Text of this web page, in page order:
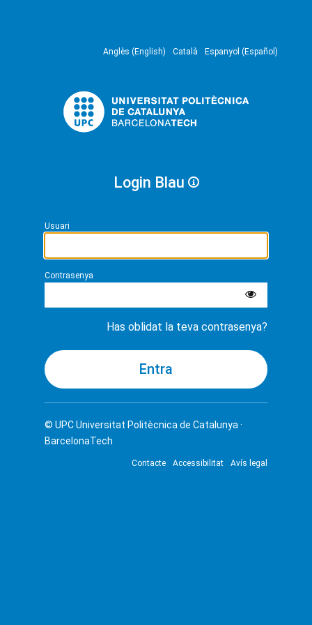
Anglès (English) Català Espanyol (Español)
Login Blau
Usuari
Contrasenya
Has oblidat la teva contrasenya?
© UPCUniversitat Politècnica de Catalunya ·
BarcelonaTech
Contacte Accessibilitat Avís legal